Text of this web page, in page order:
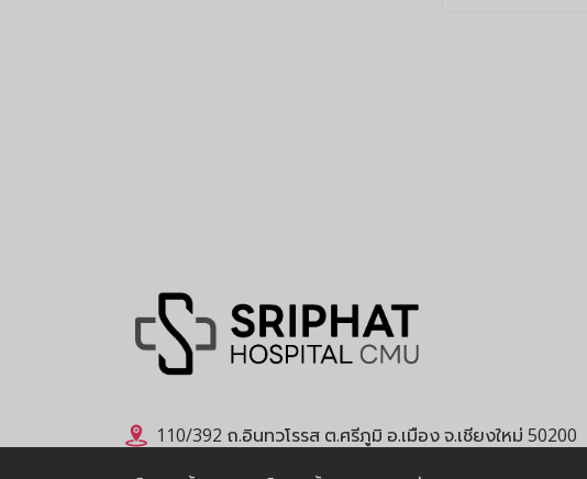
110/392 ถ.อินทวโรรส ต.ศรีภูมิ อ.เมือง จ.เชียงใหม่ 50200